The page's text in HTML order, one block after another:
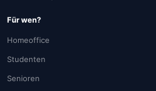
Für wen?
Homeoffice
Studenten
Senioren